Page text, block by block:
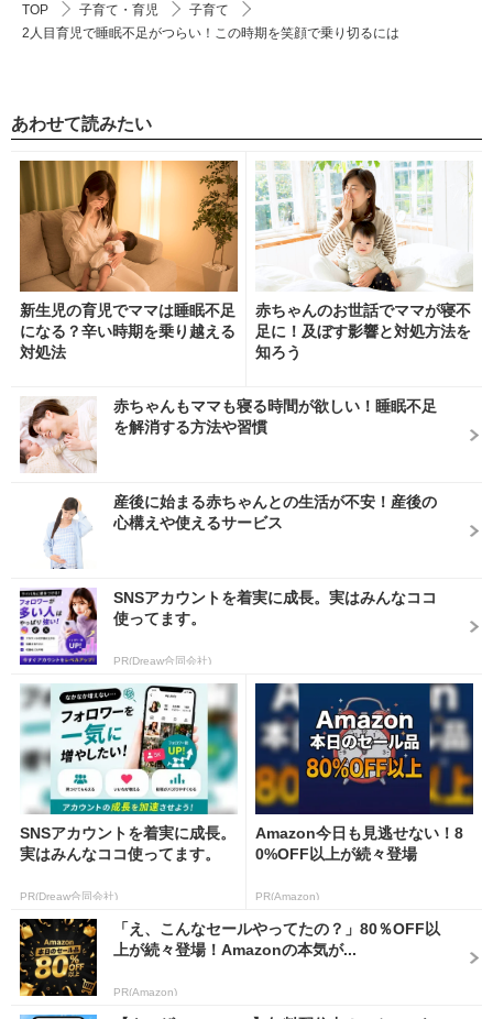
TOP 子育て・育児
子育て
2人目育児で睡眠不足がつらい！この時期を笑顔で乗り切るには
あわせて読みたい
新生児の育児でママは睡眠不足
になる？辛い時期を乗り越える
対処法
赤ちゃんのお世話でママが寝不
足に！及ぼす影響と対処方法を
知ろう
赤ちゃんもママも寝る時間が欲しい！睡眠不足
を解消する方法や習慣
産後に始まる赤ちゃんとの生活が不安！産後の
心構えや使えるサービス
SNSアカウントを着実に成長。実はみんなココ
使ってます。
PR(Dreaw合同会社)
SNSアカウントを着実に成長。
実はみんなココ使ってます。
PR(Dreaw合同会社)
Amazon今日も見逃せない！8
0%OFF以上が続々登場
PR(Amazon)
「え、こんなセールやってたの？」80％OFF以
上が続々登場！Amazonの本気が...
PR(Amazon)